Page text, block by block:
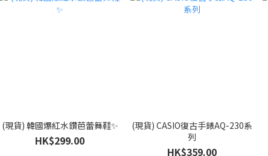
(現貨) 韓國爆紅水鑽芭蕾舞鞋✨
HK$299.00
(現貨) CASIO復古手錶AQ-230系
列
HK$359.00